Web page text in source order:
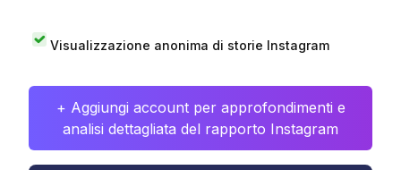
Visualizzazione anonima di storie Instagram
+ Aggiungi account per approfondimenti e
analisi dettagliata del rapporto Instagram